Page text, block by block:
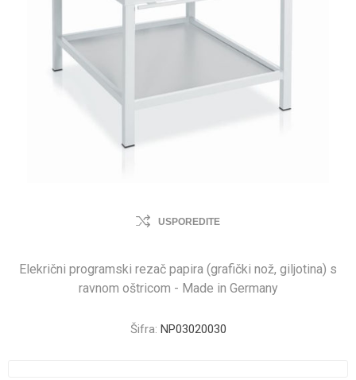
USPOREDITE
Elekrični programski rezač papira (grafički nož, giljotina) s
ravnom oštricom - Made in Germany
Šifra: NP03020030